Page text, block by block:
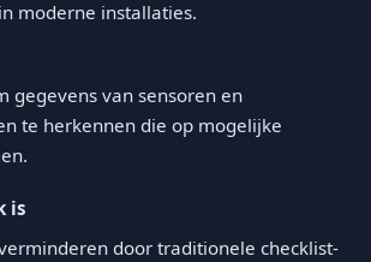
moderne installaties.
gegevens van sensoren en
te herkennen die op mogelijke
is
door traditionele checklist-